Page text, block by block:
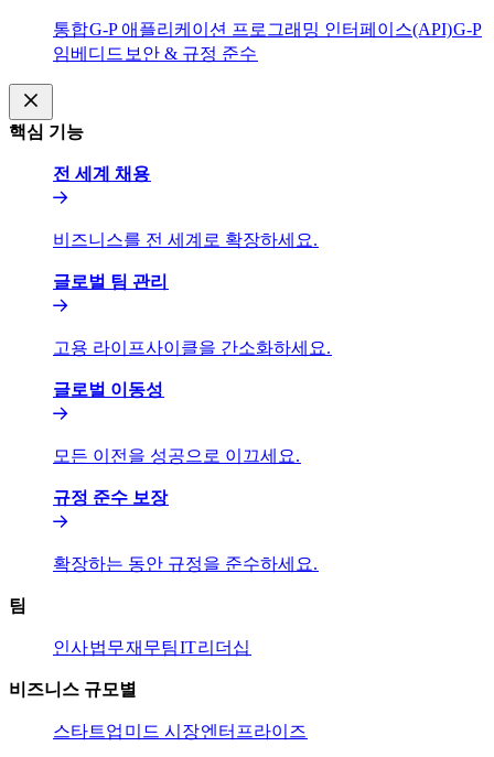
통합​​G-P 애플리케이션 프로그래밍 인터페이스(API)​​G-P
임베디드​​ 보안 & 규정 준수​​
핵심 기능​​
전 세계 채용​​
비즈니스를 전 세계로 확장하세요.​​
글로벌 팀 관리​​
고용 라이프사이클을 간소화하세요.​​
글로벌 이동성​​
모든 이전을 성공으로 이끄세요.​​
규정 준수 보장​​
확장하는 동안 규정을 준수하세요.​​
팀​​
인사​​법무​​재무팀​​IT​​리더십​​
비즈니스 규모별​​
스타트업​​ 미드 시장​​엔터프라이즈​​